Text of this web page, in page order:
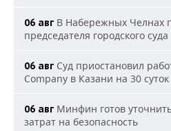
06 авг В Набережных Челнах
председателя городского суда
06 авг Суд приостановил
Company в Казани на 30 суток
06 авг Минфин готов
затрат на безопасность